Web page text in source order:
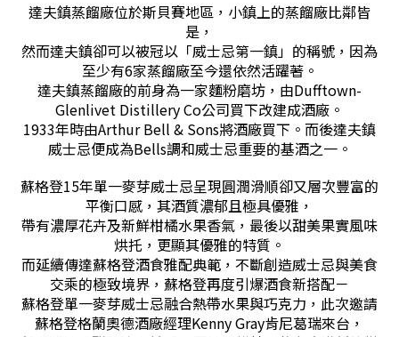
達夫鎮蒸餾廠位於斯貝賽地區，小鎮上的蒸餾廠比鄰皆
是，
然而達夫鎮卻可以被冠以「威士忌第一鎮」的稱號，因為
至少有6家蒸餾廠至今還依然活躍著。
達夫鎮蒸餾廠的前身為一家麵粉磨坊，由Dufftown-
Glenlivet Distillery Co公司買下改建成酒廠。
1933年時由Arthur Bell & Sons將酒廠買下。而後達夫鎮
威士忌便成為Bells調和威士忌重要的基酒之一。
蘇格登15年單一麥芽威士忌呈現圓潤滑順卻又層次豐富的
平衡口感，其酒質濃郁且極具優雅，
帶有濃厚花卉及新鮮柑橘水果香氣，最後以甜美果實風味
烘托，更顯其優雅的特質。
而延續傳達蘇格登酒食雅配典範，不斷創造威士忌與美食
交乘的極致境界，蘇格登再度引爆酒食新搭配－
蘇格登單一麥芽威士忌融合熱帶水果與巧克力，此次邀請
蘇格登格蘭奧德酒廠經理Kenny Gray肯尼葛瑞來台，